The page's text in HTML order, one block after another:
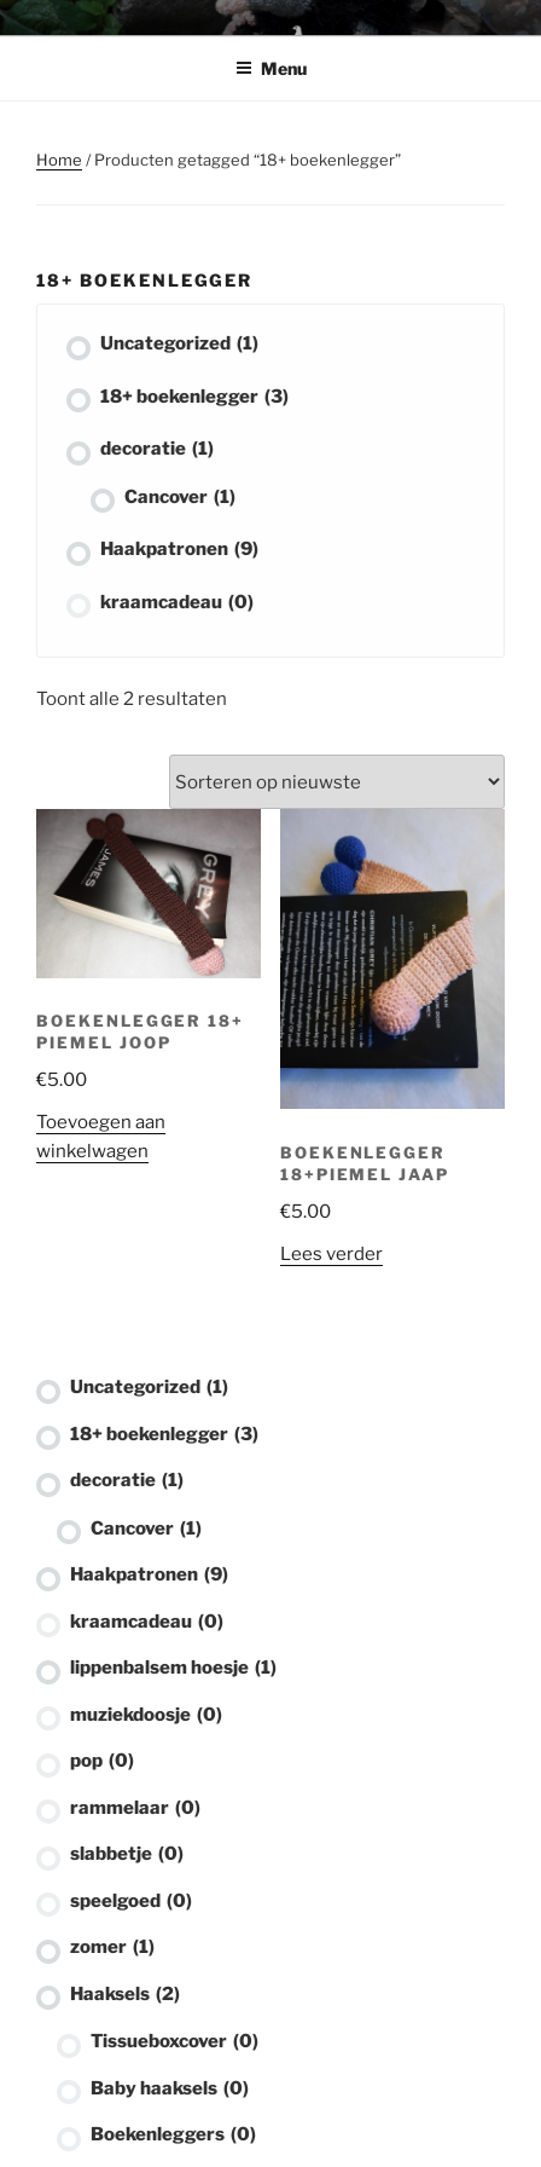
Ga
naarBABSHOP
Barbara's haak en cadeau winkeltje
Menu
Home / Producten getagged “18+ boekenlegger”
18+ BOEKENLEGGER
Uncategorized (1)
18+ boekenlegger (3)
decoratie (1)
Cancover (1)
Haakpatronen (9)
kraamcadeau (0)
muziekdoosje
rammelaar(0)
slabbetje(0)
speelgoed (0)
Haaksels(2)
(0)
Baby haaksels
(0)
18+(2)
lippenstifhoesje
Toont alle 2 resultaten
nieuwste
BOEKENLEGGER 18+
PIEMEL JOOP
€5.00
Toevoegen aan
winkelwagen
BOEKENLEGGER
18+PIEMEL JAAP
€5.00
Lees verder
Uncategorized (1)
18+ boekenlegger (3)
decoratie (1)
Cancover (1)
Haakpatronen (9)
kraamcadeau (0)
lippenbalsem hoesje (1)
muziekdoosje (0)
pop (0)
rammelaar (0)
slabbetje (0)
speelgoed (0)
zomer (1)
Haaksels (2)
Tissueboxcover (0)
Baby haaksels (0)
Boekenleggers (0)